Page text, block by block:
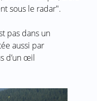
sous le radar".
pas dans un
aussi par
d’un œil